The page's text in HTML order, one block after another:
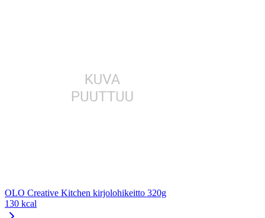
OLO Creative Kitchen kirjolohikeitto 320g
130 kcal